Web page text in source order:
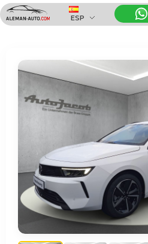
Coches de Alemania
Importación de Coches de Alemania
ESP